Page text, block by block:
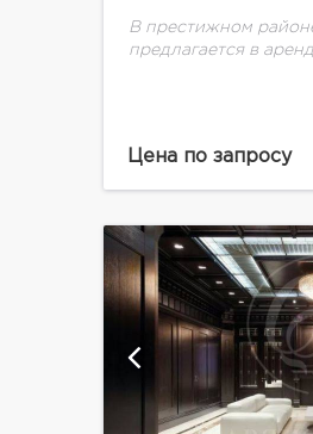
В престижном
предлагается в
Цена по запросу